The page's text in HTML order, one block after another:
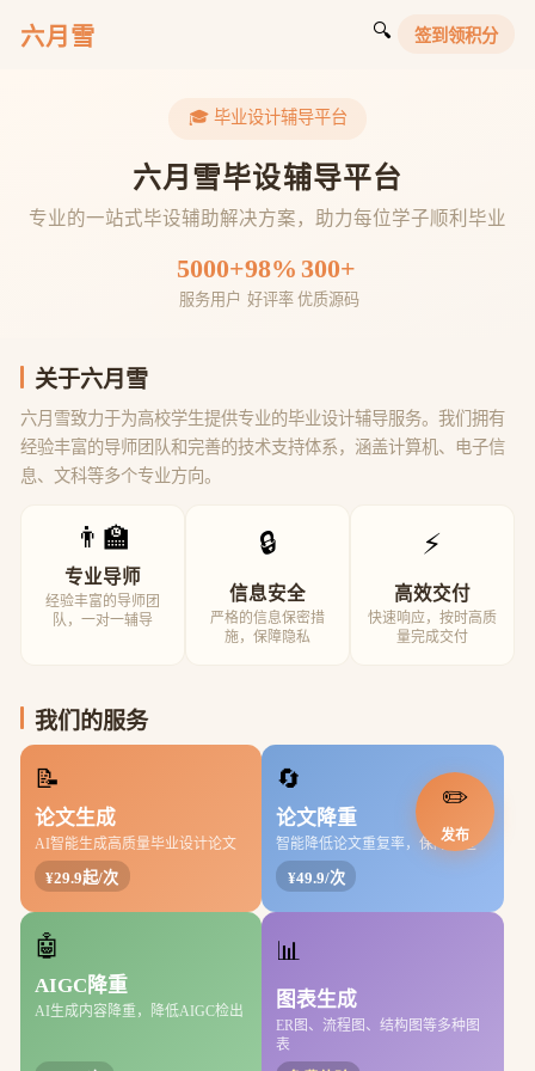
六月雪 🔍 签到领积分
🎓 毕业设计辅导平台
六月雪毕设辅导平台
专业的一站式毕设辅助解决方案，助力每位学子顺利毕业
5000+
服务用户
98%
好评率
300+
优质源码
关于六月雪
六月雪致力于为高校学生提供专业的毕业设计辅导服务。我们拥有
经验丰富的导师团队和完善的技术支持体系，涵盖计算机、电子信
息、文科等多个专业方向。
👨‍🏫
专业导师
经验丰富的导师团
队，一对一辅导
🔒
信息安全
严格的信息保密措
施，保障隐私
⚡
高效交付
快速响应，按时高质
量完成交付
我们的服务
📝
论文生成
AI智能生成高质量毕业设计论文
¥29.9起/次
🔄
论文降重
智能降低论文重复率，保障通过
¥49.9/次
🤖
AIGC降重
AI生成内容降重，降低AIGC检出
📊
图表生成
ER图、流程图、结构图等多种图
表
✏️
发布